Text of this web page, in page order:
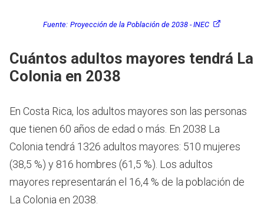
Fuente: Proyección de la Población de 2038 - INEC
Cuántos adultos mayores tendrá La
Colonia en 2038
En Costa Rica, los adultos mayores son las personas
que tienen 60 años de edad o más. En 2038 La
Colonia tendrá 1326 adultos mayores: 510 mujeres
(38,5 %) y 816 hombres (61,5 %). Los adultos
mayores representarán el 16,4 % de la población de
La Colonia en 2038.